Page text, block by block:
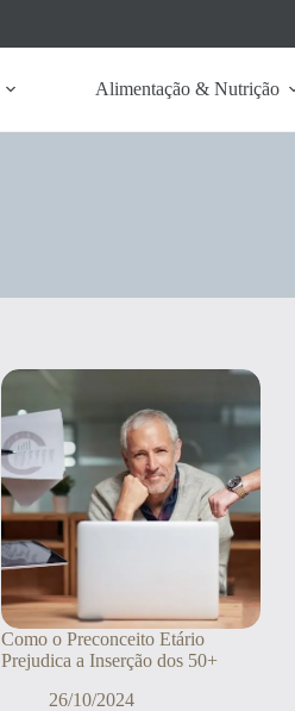
Alimentação & Nutrição
Como o Preconceito Etário
Prejudica a Inserção dos 50+
26/10/2024